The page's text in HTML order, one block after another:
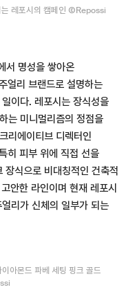
는 레포시의 캠페인 ⒸRepossi
서 명성을 쌓아온
얼리 브랜드로 설명하는
이다. 레포시는 장식성을
는 미니멀리즘의 정점을
리에이티브 디렉터인
히 피부 위에 직접 선을
장식으로 비대칭적인 건축적
안한 라인이며 현재 레포시
리가 신체의 일부가 되는
아몬드 파베 세팅 핑크 골드